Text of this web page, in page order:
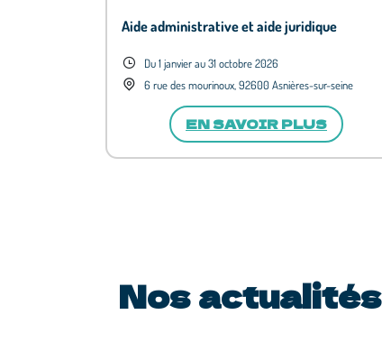
Aide administrative et aide juridique
Du 1 janvier au 31 octobre 2026
6 rue des mourinoux, 92600 Asnières-sur-seine
EN SAVOIR PLUS
Nos actualités